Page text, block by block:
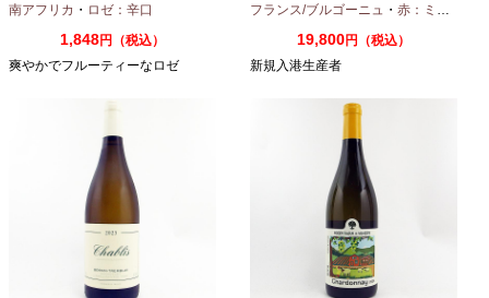
南アフリカ ・ ロゼ：辛口
1,848円（税込）
爽やかでフルーティーなロゼ
ノポール 2023 750ml
フランス/ブルゴーニュ ・ 赤：ミディアムボディ
19,800円（税込）
新規入港生産者